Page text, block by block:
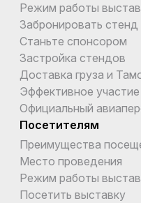
Режим работы
Забронировать стенд
Станьте спонсором
Застройка стендов
Доставка груза и
Эффективное
Официальный
Посетителям
Преимущества
Место проведения
Режим работы
Посетить выставку